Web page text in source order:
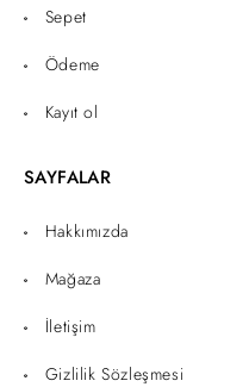
Sepet
Ödeme
Kayıt ol
SAYFALAR
Hakkımızda
Mağaza
İletişim
Gizlilik Sözleşmesi